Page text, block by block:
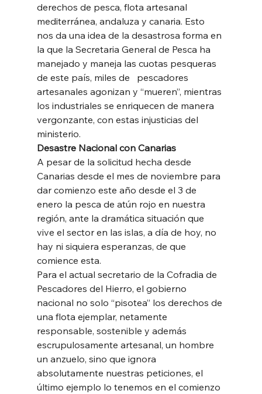
derechos de pesca, flota artesanal
mediterránea, andaluza y canaria. Esto
nos da una idea de la desastrosa forma en
la que la Secretaria General de Pesca ha
manejado y maneja las cuotas pesqueras
de este país, miles de   pescadores
artesanales agonizan y “mueren”, mientras
los industriales se enriquecen de manera
vergonzante, con estas injusticias del
ministerio.
Desastre Nacional con Canarias
A pesar de la solicitud hecha desde
Canarias desde el mes de noviembre para
dar comienzo este año desde el 3 de
enero la pesca de atún rojo en nuestra
región, ante la dramática situación que
vive el sector en las islas, a día de hoy, no
hay ni siquiera esperanzas, de que
comience esta.
Para el actual secretario de la Cofradia de
Pescadores del Hierro, el gobierno
nacional no solo “pisotea” los derechos de
una flota ejemplar, netamente
responsable, sostenible y además
escrupulosamente artesanal, un hombre
un anzuelo, sino que ignora
absolutamente nuestras peticiones, el
último ejemplo lo tenemos en el comienzo